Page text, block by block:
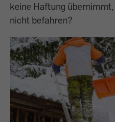
keine Haftung
nicht befahren?